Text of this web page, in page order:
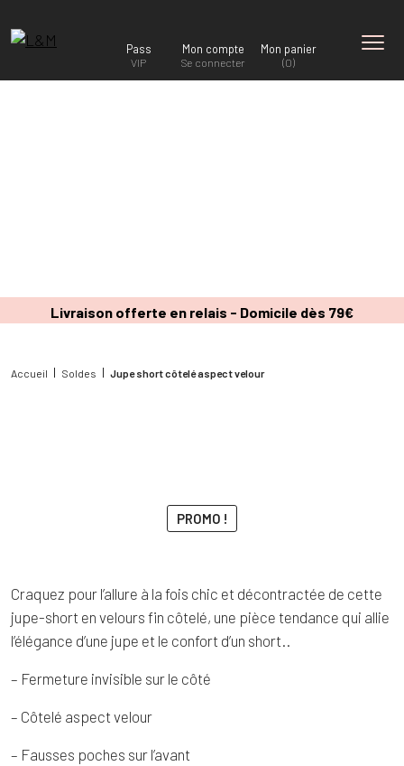
Pass
VIP
Mon compte
Se connecter
Mon panier
(0)
Livraison offerte en relais - Domicile dès 79€
Accueil Soldes Jupe short côtelé aspect velour
PROMO !
Craquez pour l’allure à la fois chic et décontractée de cette
jupe-short en velours fin côtelé, une pièce tendance qui allie
l’élégance d’une jupe et le confort d’un short..
– Fermeture invisible sur le côté
– Côtelé aspect velour
– Fausses poches sur l’avant